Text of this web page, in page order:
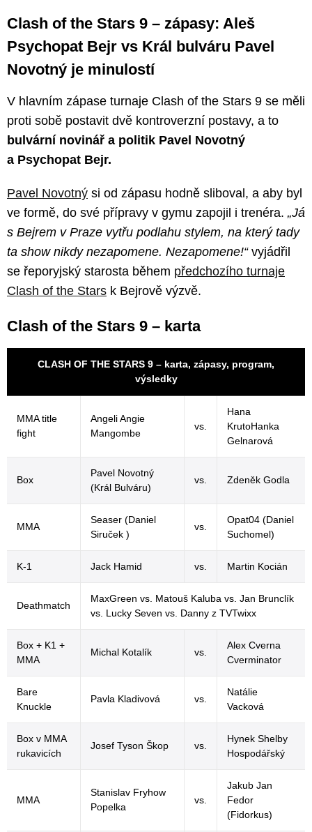
Clash of the Stars 9 – zápasy: Aleš
Psychopat Bejr vs Král bulváru Pavel
Novotný je minulostí
V hlavním zápase turnaje Clash of the Stars 9 se měli
proti sobě postavit dvě kontroverzní postavy, a to
bulvární novinář a politik Pavel Novotný
a Psychopat Bejr.
Pavel Novotný si od zápasu hodně sliboval, a aby byl
ve formě, do své přípravy v gymu zapojil i trenéra. „Já
s Bejrem v Praze vytřu podlahu stylem, na který tady
ta show nikdy nezapomene. Nezapomene!“vyjádřil
se řeporyjský starosta během předchozího turnaje
Clash of the Stars k Bejrově výzvě.
Clash of the Stars 9 – karta
CLASH OF THE STARS 9 – karta, zápasy, program,
výsledky
MMA title
fight
Angeli Angie
Mangombe
vs.
Hana
KrutoHanka
Gelnarová
Box
Pavel Novotný
(Král Bulváru)
vs. Zdeněk Godla
MMA
Seaser (Daniel
Siruček )
vs.
Opat04 (Daniel
Suchomel)
K-1 Jack Hamid vs. Martin Kocián
Deathmatch
MaxGreen vs. Matouš Kaluba vs. Jan Brunclík
vs. Lucky Seven vs. Danny z TVTwixx
Box + K1 +
MMA
Michal Kotalík vs.
Alex Cverna
Cverminator
Bare
Knuckle
Pavla Kladivová vs.
Natálie
Vacková
Box v MMA
rukavicích
Josef Tyson Škop vs.
Hynek Shelby
Hospodářský
MMA
Stanislav Fryhow
Popelka
vs.
Jakub Jan
Fedor
(Fidorkus)